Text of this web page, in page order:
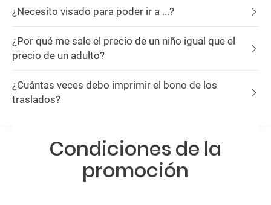
¿Necesito visado para poder ir a ...?
¿Por qué me sale el precio de un niño igual que el
precio de un adulto?
¿Cuántas veces debo imprimir el bono de los
traslados?
Condiciones de la
promoción